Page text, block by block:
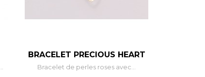
BRACELET PRECIOUS HEART
Bracelet de perles roses avec...
– +